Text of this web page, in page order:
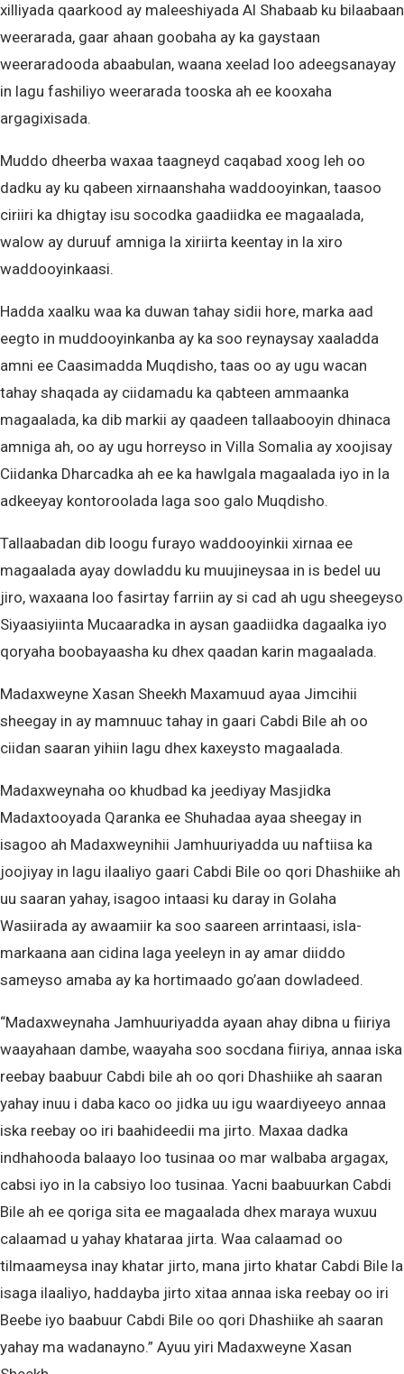
xilliyada qaarkood ay maleeshiyada Al Shabaab ku bilaabaan
weerarada, gaar ahaan goobaha ay ka gaystaan
weeraradooda abaabulan, waana xeelad loo adeegsanayay
in lagu fashiliyo weerarada tooska ah ee kooxaha
argagixisada.
Muddo dheerba waxaa taagneyd caqabad xoog leh oo
dadku ay ku qabeen xirnaanshaha waddooyinkan, taasoo
ciriiri ka dhigtay isu socodka gaadiidka ee magaalada,
walow ay duruuf amniga la xiriirta keentay in la xiro
waddooyinkaasi.
Hadda xaalku waa ka duwan tahay sidii hore, marka aad
eegto in muddooyinkanba ay ka soo reynaysay xaaladda
amni ee Caasimadda Muqdisho, taas oo ay ugu wacan
tahay shaqada ay ciidamadu ka qabteen ammaanka
magaalada, ka dib markii ay qaadeen tallaabooyin dhinaca
amniga ah, oo ay ugu horreyso in Villa Somalia ay xoojisay
Ciidanka Dharcadka ah ee ka hawlgala magaalada iyo in la
adkeeyay kontoroolada laga soo galo Muqdisho.
Tallaabadan dib loogu furayo waddooyinkii xirnaa ee
magaalada ayay dowladdu ku muujineysaa in is bedel uu
jiro, waxaana loo fasirtay farriin ay si cad ah ugu sheegeyso
Siyaasiyiinta Mucaaradka in aysan gaadiidka dagaalka iyo
qoryaha boobayaasha ku dhex qaadan karin magaalada.
Madaxweyne Xasan Sheekh Maxamuud ayaa Jimcihii
sheegay in ay mamnuuc tahay in gaari Cabdi Bile ah oo
ciidan saaran yihiin lagu dhex kaxeysto magaalada.
Madaxweynaha oo khudbad ka jeediyay Masjidka
Madaxtooyada Qaranka ee Shuhadaa ayaa sheegay in
isagoo ah Madaxweynihii Jamhuuriyadda uu naftiisa ka
joojiyay in lagu ilaaliyo gaari Cabdi Bile oo qori Dhashiike ah
uu saaran yahay, isagoo intaasi ku daray in Golaha
Wasiirada ay awaamiir ka soo saareen arrintaasi, isla-
markaana aan cidina laga yeeleyn in ay amar diiddo
sameyso amaba ay ka hortimaado go’aan dowladeed.
“Madaxweynaha Jamhuuriyadda ayaan ahay dibna u fiiriya
waayahaan dambe, waayaha soo socdana fiiriya, annaa iska
reebay baabuur Cabdi bile ah oo qori Dhashiike ah saaran
yahay inuu i daba kaco oo jidka uu igu waardiyeeyo annaa
iska reebay oo iri baahideedii ma jirto. Maxaa dadka
indhahooda balaayo loo tusinaa oo mar walbaba argagax,
cabsi iyo in la cabsiyo loo tusinaa. Yacni baabuurkan Cabdi
Bile ah ee qoriga sita ee magaalada dhex maraya wuxuu
calaamad u yahay khataraa jirta. Waa calaamad oo
tilmaameysa inay khatar jirto, mana jirto khatar Cabdi Bile la
isaga ilaaliyo, haddayba jirto xitaa annaa iska reebay oo iri
Beebe iyo baabuur Cabdi Bile oo qori Dhashiike ah saaran
yahay ma wadanayno.” Ayuu yiri Madaxweyne Xasan